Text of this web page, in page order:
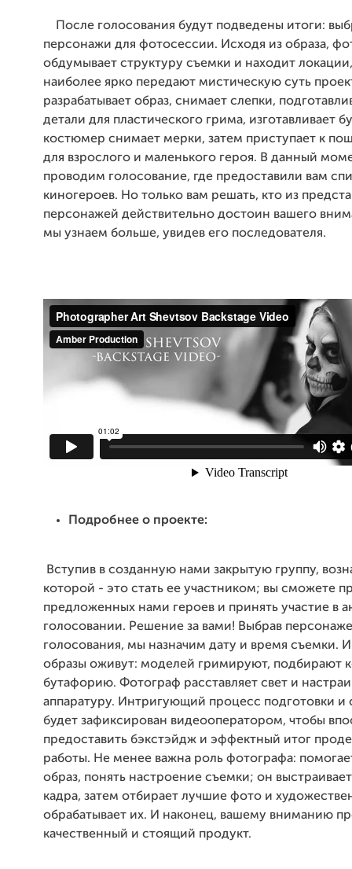
После голосования будут подведены итоги:
персонажи для фотосессии. Исходя из образа,
обдумывает структуру съемки и находит
наиболее ярко передают мистическую суть
разрабатывает образ, снимает слепки,
детали для пластического грима, изготавливает
костюмер снимает мерки, затем приступает к
для взрослого и маленького героя. В данный
проводим голосование, где предоставили вам
киногероев. Но только вам решать, кто из
персонажей действительно достоин вашего
мы узнаем больше, увидев его последователя.
Подробнее о проекте:
Вступив в созданную нами закрытую группу,
которой - это стать ее участником; вы сможете
предложенных нами героев и принять участие в
голосовании. Решение за вами! Выбрав
голосования, мы назначим дату и время съемки.
образы оживут: моделей гримируют, подбирают
бутафорию. Фотограф расставляет свет и
аппаратуру. Интригующий процесс подготовки и
будет зафиксирован видеооператором, чтобы
предоставить бэкстэйдж и эффектный итог
работы. Не менее важна роль фотографа:
образ, понять настроение съемки; он
кадра, затем отбирает лучшие фото и
обрабатывает их. И наконец, вашему вниманию
качественный и стоящий продукт.